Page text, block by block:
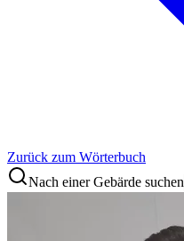
Zurück zum Wörterbuch
Nach einer Gebärde suchen